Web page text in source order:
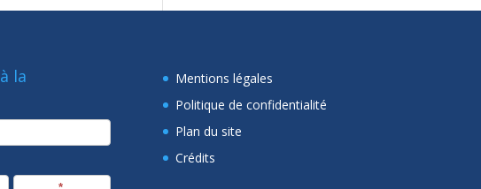
la
Mentions légales
Politique de confidentialité
Plan du site
Crédits